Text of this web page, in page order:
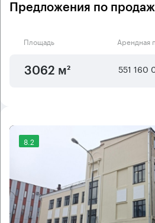
Предложения по
Площадь Арендная
3062 м² 551 160
8.2